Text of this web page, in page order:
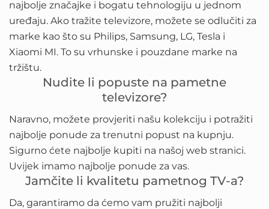
najbolje značajke i bogatu tehnologiju u jednom
uređaju. Ako tražite televizore, možete se odlučiti za
marke kao što su Philips, Samsung, LG, Tesla i
Xiaomi MI. To su vrhunske i pouzdane marke na
tržištu.
Nudite li popuste na pametne
televizore?
Naravno, možete provjeriti našu kolekciju i potražiti
najbolje ponude za trenutni popust na kupnju.
Sigurno ćete najbolje kupiti na našoj web stranici.
Uvijek imamo najbolje ponude za vas.
Jamčite li kvalitetu pametnog TV-a?
Da, garantiramo da ćemo vam pružiti najbolji